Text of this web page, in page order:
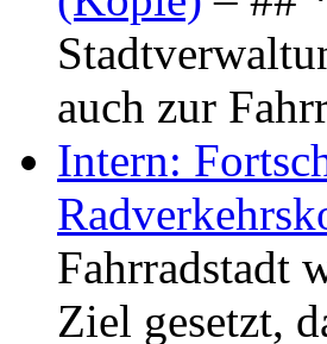
auch zur
Intern:
Fahrradstadt
Ziel gesetzt,